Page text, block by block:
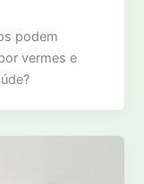
podem
vermes e